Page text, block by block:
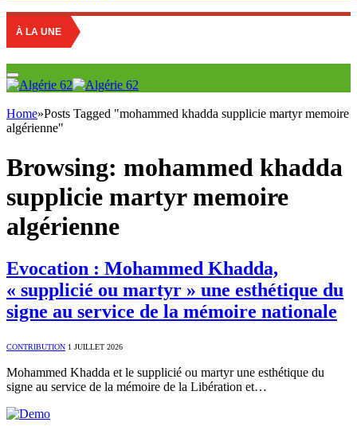
À LA UNE
Home»Posts Tagged "mohammed khadda supplicie martyr memoire
algérienne"
Browsing: mohammed khadda
supplicie martyr memoire
algérienne
Evocation : Mohammed Khadda,
« supplicié ou martyr » une esthétique du
signe au service de la mémoire nationale
CONTRIBUTION 1 JUILLET 2026
Mohammed Khadda et le supplicié ou martyr une esthétique du
signe au service de la mémoire de la Libération et…